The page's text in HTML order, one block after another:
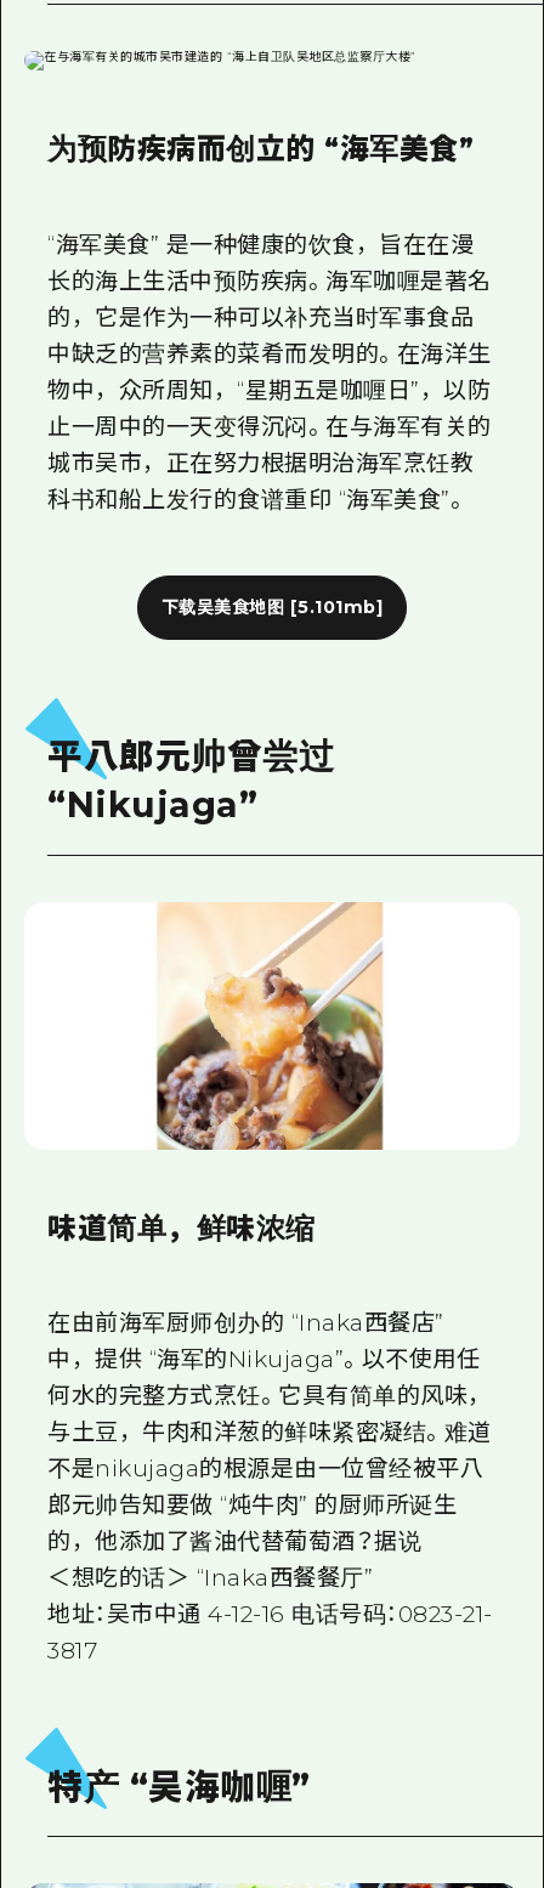
为预防疾病而创立的 “海军美食”
“海军美食” 是一种健康的饮食，旨在在漫
长的海上生活中预防疾病。海军咖喱是著名
的，它是作为一种可以补充当时军事食品
中缺乏的营养素的菜肴而发明的。在海洋生
物中，众所周知，“星期五是咖喱日”，以防
止一周中的一天变得沉闷。在与海军有关的
城市吴市，正在努力根据明治海军烹饪教
科书和船上发行的食谱重印 “海军美食”。
下载吴美食地图 [5.101mb]
平八郎元帅曾尝过
“Nikujaga”
味道简单，鲜味浓缩
在由前海军厨师创办的 “Inaka西餐店”
中，提供 “海军的Nikujaga”。以不使用任
何水的完整方式烹饪。它具有简单的风味，
与土豆，牛肉和洋葱的鲜味紧密凝结。难道
不是nikujaga的根源是由一位曾经被平八
郎元帅告知要做 “炖牛肉” 的厨师所诞生
的，他添加了酱油代替葡萄酒？据说
＜想吃的话＞ “Inaka西餐餐厅”
地址：吴市中通 4-12-16 电话号码：0823-21-
3817
特产 “吴海咖喱”